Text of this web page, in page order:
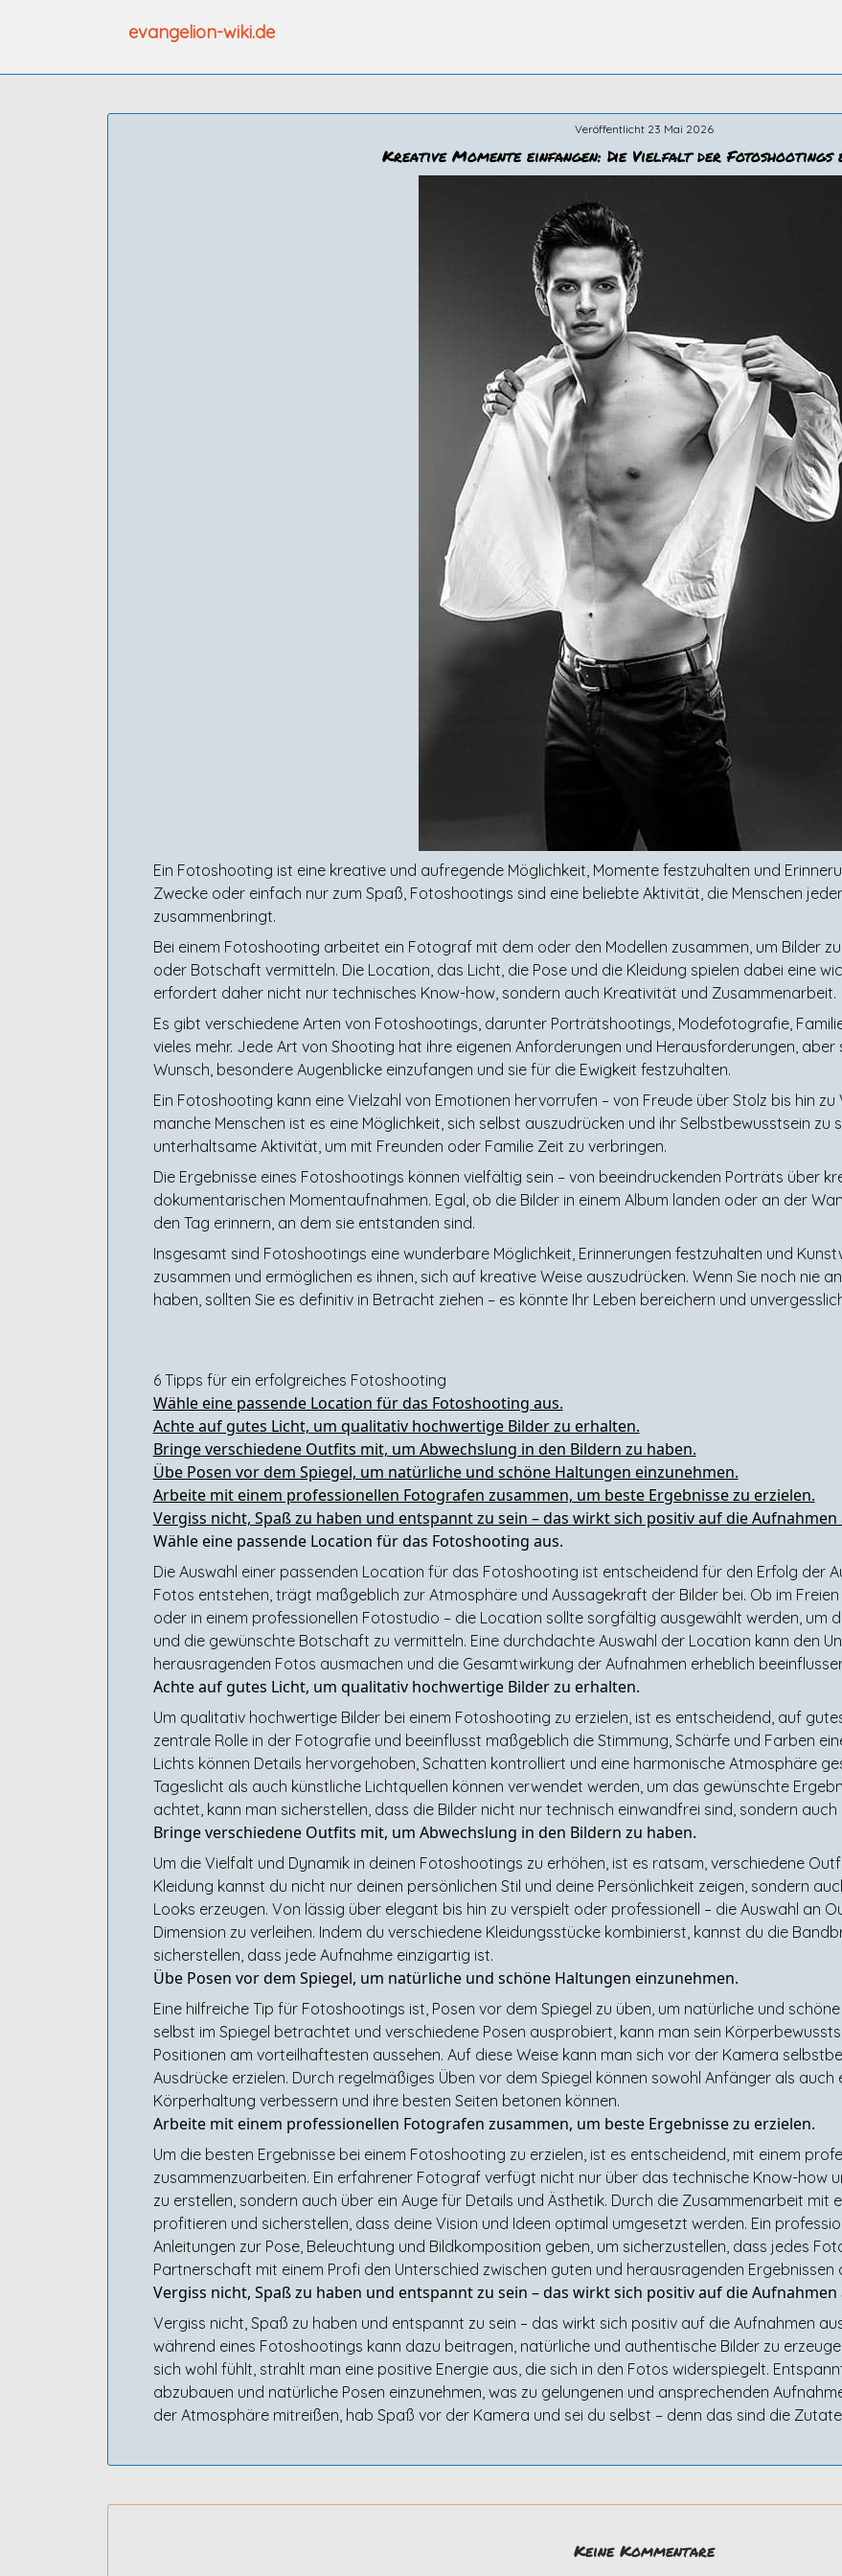
evangelion-wiki.de
Veröffentlicht 23 Mai 2026
Kreative Momente einfangen: Die Vielfalt der Fotoshootings
Ein Fotoshooting ist eine kreative und aufregende Möglichkeit, Momente festzuhalten und
Zwecke oder einfach nur zum Spaß, Fotoshootings sind eine beliebte Aktivität, die Menschen
zusammenbringt.
Bei einem Fotoshooting arbeitet ein Fotograf mit dem oder den Modellen zusammen, um Bilder
oder Botschaft vermitteln. Die Location, das Licht, die Pose und die Kleidung spielen dabei eine
erfordert daher nicht nur technisches Know-how, sondern auch Kreativität und Zusammenarbeit.
Es gibt verschiedene Arten von Fotoshootings, darunter Porträtshootings, Modefotografie,
vieles mehr. Jede Art von Shooting hat ihre eigenen Anforderungen und Herausforderungen, aber
Wunsch, besondere Augenblicke einzufangen und sie für die Ewigkeit festzuhalten.
Ein Fotoshooting kann eine Vielzahl von Emotionen hervorrufen – von Freude über Stolz bis hin
manche Menschen ist es eine Möglichkeit, sich selbst auszudrücken und ihr Selbstbewusstsein zu
unterhaltsame Aktivität, um mit Freunden oder Familie Zeit zu verbringen.
Die Ergebnisse eines Fotoshootings können vielfältig sein – von beeindruckenden Porträts über
dokumentarischen Momentaufnahmen. Egal, ob die Bilder in einem Album landen oder an der
den Tag erinnern, an dem sie entstanden sind.
Insgesamt sind Fotoshootings eine wunderbare Möglichkeit, Erinnerungen festzuhalten und
zusammen und ermöglichen es ihnen, sich auf kreative Weise auszudrücken. Wenn Sie noch nie
haben, sollten Sie es definitiv in Betracht ziehen – es könnte Ihr Leben bereichern und
6 Tipps für ein erfolgreiches Fotoshooting
Wähle eine passende Location für das Fotoshooting aus.
Achte auf gutes Licht, um qualitativ hochwertige Bilder zu erhalten.
Bringe verschiedene Outfits mit, um Abwechslung in den Bildern zu haben.
Übe Posen vor dem Spiegel, um natürliche und schöne Haltungen einzunehmen.
Arbeite mit einem professionellen Fotografen zusammen, um beste Ergebnisse zu erzielen.
Vergiss nicht, Spaß zu haben und entspannt zu sein – das wirkt sich positiv auf die Aufnahmen
Wähle eine passende Location für das Fotoshooting aus.
Die Auswahl einer passenden Location für das Fotoshooting ist entscheidend für den Erfolg der
Fotos entstehen, trägt maßgeblich zur Atmosphäre und Aussagekraft der Bilder bei. Ob im
oder in einem professionellen Fotostudio – die Location sollte sorgfältig ausgewählt werden, um
und die gewünschte Botschaft zu vermitteln. Eine durchdachte Auswahl der Location kann den
herausragenden Fotos ausmachen und die Gesamtwirkung der Aufnahmen erheblich
Achte auf gutes Licht, um qualitativ hochwertige Bilder zu erhalten.
Um qualitativ hochwertige Bilder bei einem Fotoshooting zu erzielen, ist es entscheidend, auf
zentrale Rolle in der Fotografie und beeinflusst maßgeblich die Stimmung, Schärfe und Farben
Lichts können Details hervorgehoben, Schatten kontrolliert und eine harmonische Atmosphäre
Tageslicht als auch künstliche Lichtquellen können verwendet werden, um das gewünschte
achtet, kann man sicherstellen, dass die Bilder nicht nur technisch einwandfrei sind, sondern
Bringe verschiedene Outfits mit, um Abwechslung in den Bildern zu haben.
Um die Vielfalt und Dynamik in deinen Fotoshootings zu erhöhen, ist es ratsam, verschiedene
Kleidung kannst du nicht nur deinen persönlichen Stil und deine Persönlichkeit zeigen, sondern
Looks erzeugen. Von lässig über elegant bis hin zu verspielt oder professionell – die Auswahl an
Dimension zu verleihen. Indem du verschiedene Kleidungsstücke kombinierst, kannst du die
sicherstellen, dass jede Aufnahme einzigartig ist.
Übe Posen vor dem Spiegel, um natürliche und schöne Haltungen einzunehmen.
Eine hilfreiche Tip für Fotoshootings ist, Posen vor dem Spiegel zu üben, um natürliche und
selbst im Spiegel betrachtet und verschiedene Posen ausprobiert, kann man sein
Positionen am vorteilhaftesten aussehen. Auf diese Weise kann man sich vor der Kamera
Ausdrücke erzielen. Durch regelmäßiges Üben vor dem Spiegel können sowohl Anfänger als auch
Körperhaltung verbessern und ihre besten Seiten betonen können.
Arbeite mit einem professionellen Fotografen zusammen, um beste Ergebnisse zu erzielen.
Um die besten Ergebnisse bei einem Fotoshooting zu erzielen, ist es entscheidend, mit einem
zusammenzuarbeiten. Ein erfahrener Fotograf verfügt nicht nur über das technische Know-how
zu erstellen, sondern auch über ein Auge für Details und Ästhetik. Durch die Zusammenarbeit mit
profitieren und sicherstellen, dass deine Vision und Ideen optimal umgesetzt werden. Ein
Anleitungen zur Pose, Beleuchtung und Bildkomposition geben, um sicherzustellen, dass jedes
Partnerschaft mit einem Profi den Unterschied zwischen guten und herausragenden Ergebnissen
Vergiss nicht, Spaß zu haben und entspannt zu sein – das wirkt sich positiv auf die Aufnahmen
Vergiss nicht, Spaß zu haben und entspannt zu sein – das wirkt sich positiv auf die Aufnahmen
während eines Fotoshootings kann dazu beitragen, natürliche und authentische Bilder zu
sich wohl fühlt, strahlt man eine positive Energie aus, die sich in den Fotos widerspiegelt.
abzubauen und natürliche Posen einzunehmen, was zu gelungenen und ansprechenden
der Atmosphäre mitreißen, hab Spaß vor der Kamera und sei du selbst – denn das sind die
Keine Kommentare